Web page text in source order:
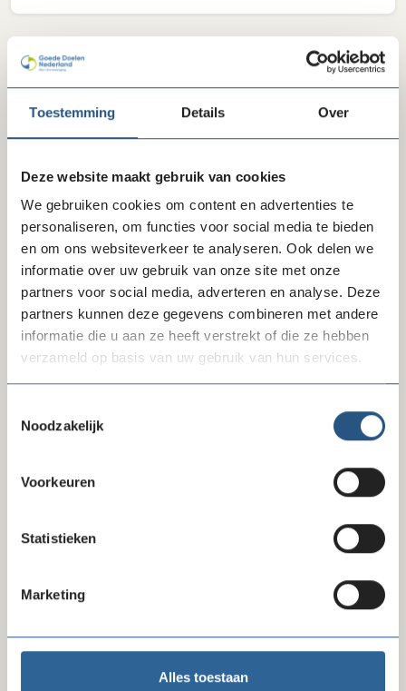
Toestemming Details Over
Deze website maakt gebruik van cookies
We gebruiken cookies om content en advertenties te
personaliseren, om functies voor social media te bieden
en om ons websiteverkeer te analyseren. Ook delen we
informatie over uw gebruik van onze site met onze
partners voor social media, adverteren en analyse. Deze
partners kunnen deze gegevens combineren met andere
informatie die u aan ze heeft verstrekt of die ze hebben
verzameld op basis van uw gebruik van hun services.
Noodzakelijk
Voorkeuren
Statistieken
Marketing
Alles toestaan
Laatste ledenberichten
lock
Uitbreiding zorgcollectief: nu 8